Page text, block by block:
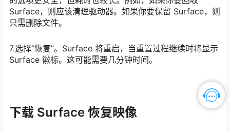
Surface，则应该清理驱动器。如果你要保留 Surface，则
只需删除文件。
7.选择“恢复”。Surface 将重启，当重置过程继续时将显示
Surface 徽标。这可能需要几分钟时间。
下载 Surface 恢复映像